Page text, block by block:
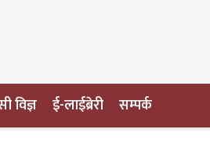
विज्ञ ई-लाईब्रेरी सम्पर्क